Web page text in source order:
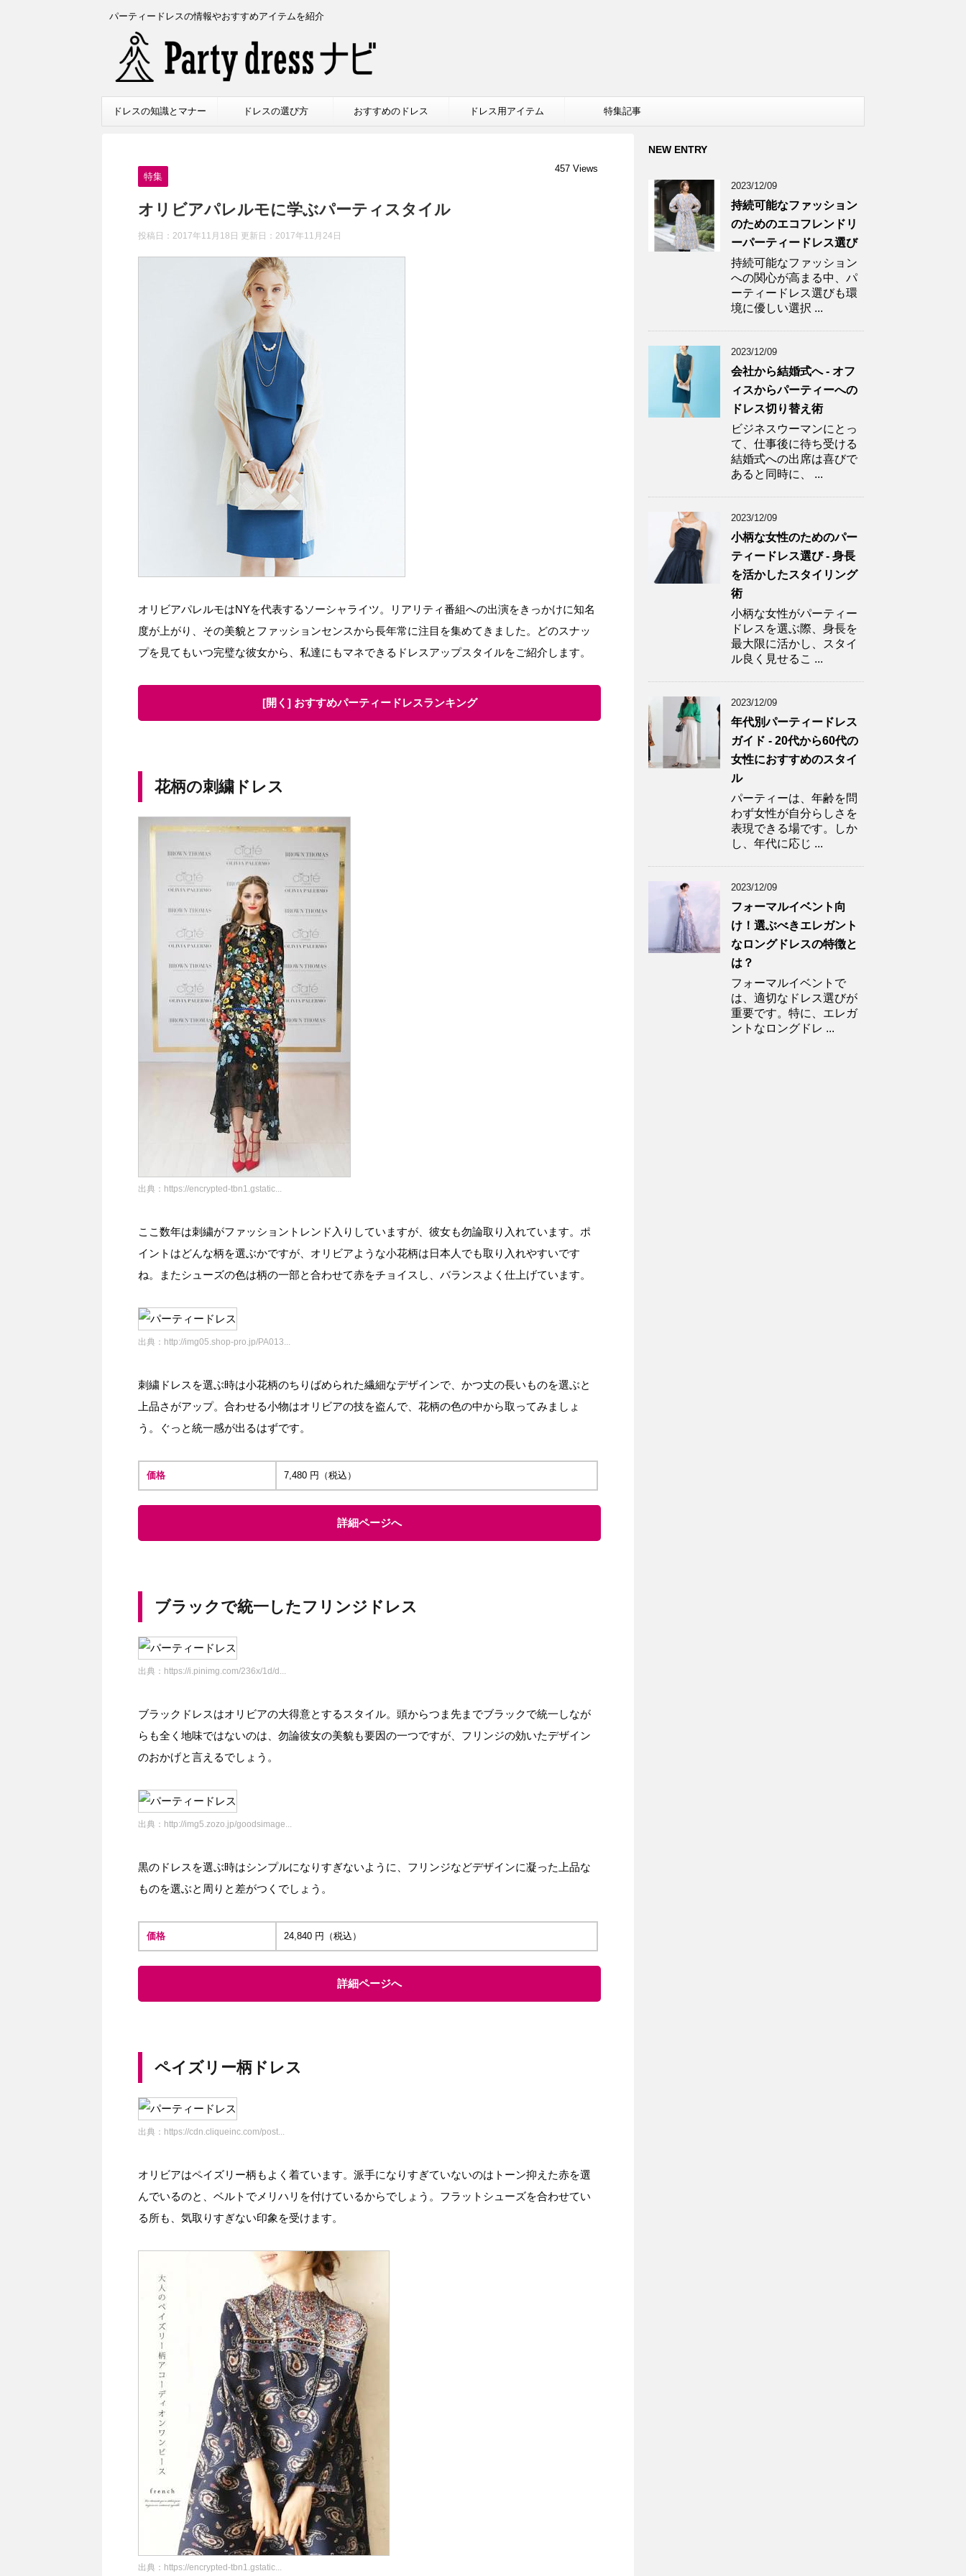
パーティードレスの情報やおすすめアイテムを紹介
ドレスの知識とマナー ドレスの選び方 おすすめのドレス ドレス用アイテム 特集記事
特集
457 Views
オリビアパレルモに学ぶパーティスタイル
投稿日：2017年11月18日 更新日： 2017年11月24日
オリビアパレルモはNYを代表するソーシャライツ。リアリティ番組への出演をきっかけに知名
度が上がり、その美貌とファッションセンスから長年常に注目を集めてきました。どのスナッ
プを見てもいつ完璧な彼女から、私達にもマネできるドレスアップスタイルをご紹介します。
[開く] おすすめパーティードレスランキング
花柄の刺繍ドレス
出典： https://encrypted-tbn1.gstatic...
ここ数年は刺繍がファッショントレンド入りしていますが、彼女も勿論取り入れています。ポ
イントはどんな柄を選ぶかですが、オリビアような小花柄は日本人でも取り入れやすいです
ね。またシューズの色は柄の一部と合わせて赤をチョイスし、バランスよく仕上げています。
出典： http://img05.shop-pro.jp/PA013...
刺繍ドレスを選ぶ時は小花柄のちりばめられた繊細なデザインで、かつ丈の長いものを選ぶと
上品さがアップ。合わせる小物はオリビアの技を盗んで、花柄の色の中から取ってみましょ
う。ぐっと統一感が出るはずです。
価格 7,480 円（税込）
詳細ページへ
ブラックで統一したフリンジドレス
出典： https://i.pinimg.com/236x/1d/d...
ブラックドレスはオリビアの大得意とするスタイル。頭からつま先までブラックで統一しなが
らも全く地味ではないのは、勿論彼女の美貌も要因の一つですが、フリンジの効いたデザイン
のおかげと言えるでしょう。
出典： http://img5.zozo.jp/goodsimage...
黒のドレスを選ぶ時はシンプルになりすぎないように、フリンジなどデザインに凝った上品な
ものを選ぶと周りと差がつくでしょう。
価格 24,840 円（税込）
詳細ページへ
ペイズリー柄ドレス
出典： https://cdn.cliqueinc.com/post...
オリビアはペイズリー柄もよく着ています。派手になりすぎていないのはトーン抑えた赤を選
んでいるのと、ベルトでメリハリを付けているからでしょう。フラットシューズを合わせてい
る所も、気取りすぎない印象を受けます。
出典： https://encrypted-tbn1.gstatic...
NEW ENTRY
2023/12/09
持続可能なファッション
のためのエコフレンドリ
ーパーティードレス選び
持続可能なファッション
への関心が高まる中、パ
ーティードレス選びも環
境に優しい選択 ...
2023/12/09
会社から結婚式へ - オフ
ィスからパーティーへの
ドレス切り替え術
ビジネスウーマンにとっ
て、仕事後に待ち受ける
結婚式への出席は喜びで
あると同時に、 ...
2023/12/09
小柄な女性のためのパー
ティードレス選び - 身長
を活かしたスタイリング
術
小柄な女性がパーティー
ドレスを選ぶ際、身長を
最大限に活かし、スタイ
ル良く見せるこ ...
2023/12/09
年代別パーティードレス
ガイド - 20代から60代の
女性におすすめのスタイ
ル
パーティーは、年齢を問
わず女性が自分らしさを
表現できる場です。しか
し、年代に応じ ...
2023/12/09
フォーマルイベント向
け！選ぶべきエレガント
なロングドレスの特徴と
は？
フォーマルイベントで
は、適切なドレス選びが
重要です。特に、エレガ
ントなロングドレ ...